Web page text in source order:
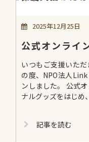
2025年12月25日
公式オンライ
いつもご支援いた
の度、NPO法人
ンしました。 公式
ナルグッズをはじめ
記事を読む